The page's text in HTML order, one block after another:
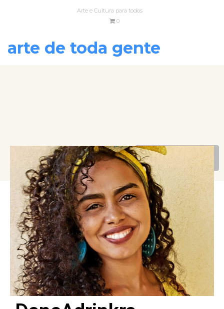
Arte e Cultura para todos
0
arte de toda gente